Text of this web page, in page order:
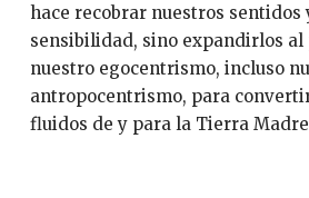
hace recobrar nuestros sentidos
sensibilidad, sino expandirlos
nuestro egocentrismo, incluso
antropocentrismo, para
fluidos de y para la Tierra